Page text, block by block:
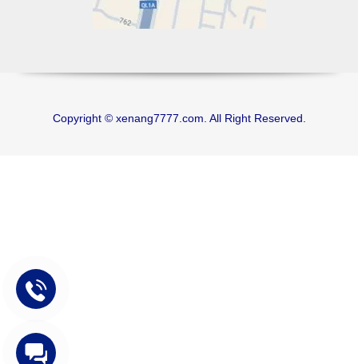
Copyright © xenang7777.com. All Right Reserved.